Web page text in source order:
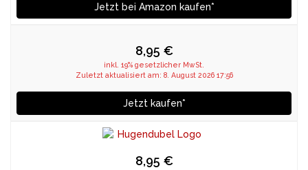
Jetzt bei Amazon kaufen*
8,95 €
inkl. 19% gesetzlicher MwSt.
Zuletzt aktualisiert am: 8. August 2026 17:56
Jetzt kaufen*
8,95 €